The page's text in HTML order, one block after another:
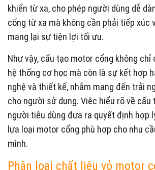
khiển từ xa, cho phép người dùng dễ
cổng từ xa mà không cần phải tiếp xúc
mang lại sự tiện lợi tối ưu.
Như vậy, cấu tạo motor cổng không
hệ thống cơ học mà còn là sự kết hợp
nghệ và thiết kế, nhằm mang đến trải
cho người sử dụng. Việc hiểu rõ về cấu
người tiêu dùng đưa ra quyết định hợp
lựa loại motor cổng phù hợp cho nhu
mình.
Phân loại chất liệu vỏ motor